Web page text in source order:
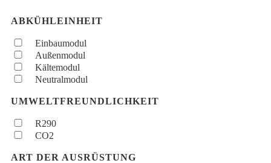
ABKÜHLEINHEIT
Einbaumodul
Außenmodul
Kältemodul
Neutralmodul
UMWELTFREUNDLICHKEIT
R290
CO2
ART DER AUSRÜSTUNG